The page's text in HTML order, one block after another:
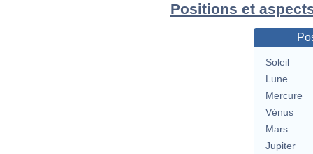
Positions et
Soleil
Lune
Mercure
Vénus
Mars
Jupiter